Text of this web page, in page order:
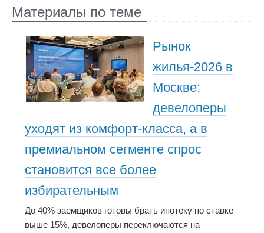
Материалы по теме
Рынок
жилья-2026 в
Москве:
девелоперы
уходят из комфорт-класса, а в
премиальном сегменте спрос
становится все более
избирательным
До 40% заемщиков готовы брать ипотеку по ставке
выше 15%, девелоперы переключаются на